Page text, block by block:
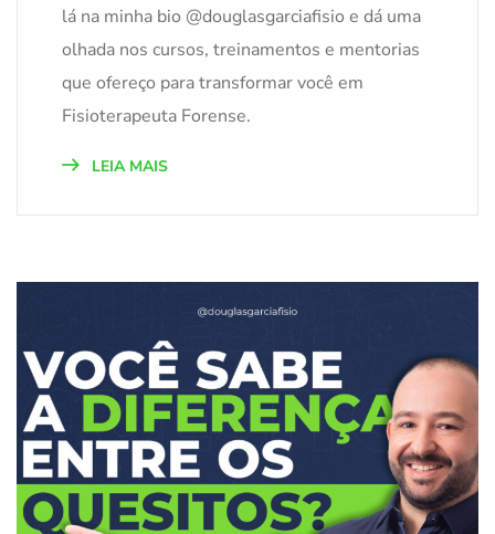
lá na minha bio @douglasgarciafisio e dá uma
olhada nos cursos, treinamentos e mentorias
que ofereço para transformar você em
Fisioterapeuta Forense.
LEIA MAIS